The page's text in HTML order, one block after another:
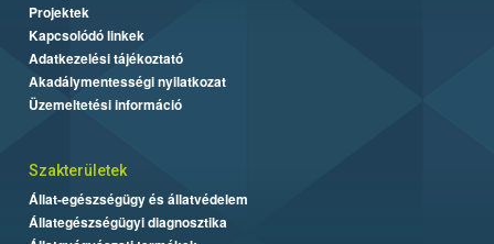
Projektek
Kapcsolódó linkek
Adatkezelési tájékoztató
Akadálymentességi nyilatkozat
Üzemeltetési információ
Szakterületek
Állat-egészségügy és állatvédelem
Állategészségügyi diagnosztika